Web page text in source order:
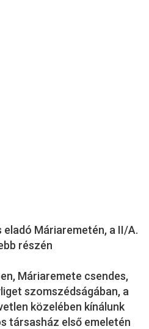
Máriaremetén, a II/A.
részén
Máriaremete csendes,
szomszédságában, a
közelében kínálunk
társasház első emeletén